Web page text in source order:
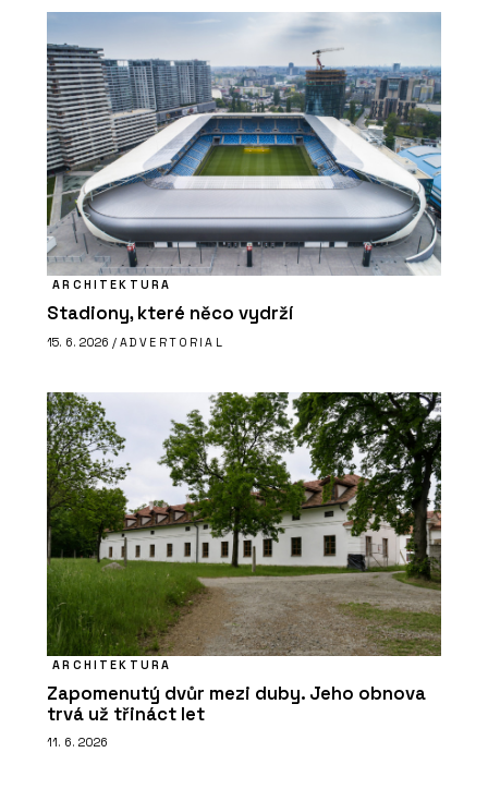
ARCHITEKTURA
Stadiony, které něco vydrží
15. 6. 2026 / ADVERTORIAL
ARCHITEKTURA
Zapomenutý dvůr mezi duby. Jeho obnova
trvá už třináct let
11. 6. 2026